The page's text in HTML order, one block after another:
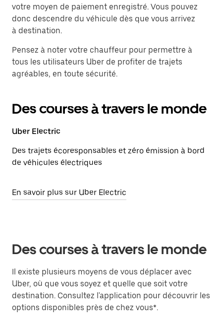
votre moyen de paiement enregistré. Vous pouvez
donc descendre du véhicule dès que vous arrivez
à destination.
Pensez à noter votre chauffeur pour permettre à
tous les utilisateurs Uber de profiter de trajets
agréables, en toute sécurité.
Des courses à travers le monde
Uber Electric
Des trajets écoresponsables et zéro émission à bord
de véhicules électriques
En savoir plus sur Uber Electric
Des courses à travers le monde
Il existe plusieurs moyens de vous déplacer avec
Uber, où que vous soyez et quelle que soit votre
destination. Consultez l'application pour découvrir les
options disponibles près de chez vous*.